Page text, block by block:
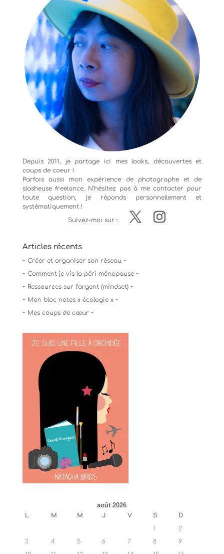
Depuis 2011, je partage ici mes looks, découvertes et
coups de coeur !
Parfois aussi mon expérience de photographeet de
slasheuse freelance. N'hésitez pas à me contacter pour
toute question, je réponds personnellement et
systématiquement !
Suivez-moi sur :
Articles récents
~ Créer et organiser son réseau ~
~ Comment je vis la péri ménopause ~
~ Ressources sur l’argent (mindset) ~
~ Mon bloc notes « écologie » ~
~ Mes coups de cœur ~
août 2026
L M M J V S
D
1
2
3
4 5 6 7 8
9